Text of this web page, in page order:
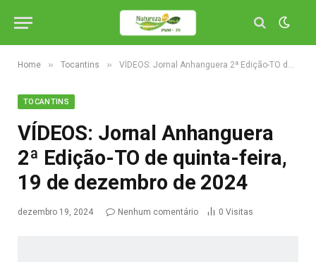
Home » Tocantins » VÍDEOS: Jornal Anhanguera 2ª Edição-TO de quinta-feira, 19 de dezembro de 2024
TOCANTINS
VÍDEOS: Jornal Anhanguera
2ª Edição-TO de quinta-feira,
19 de dezembro de 2024
dezembro 19, 2024 Nenhum comentário 0 Visitas